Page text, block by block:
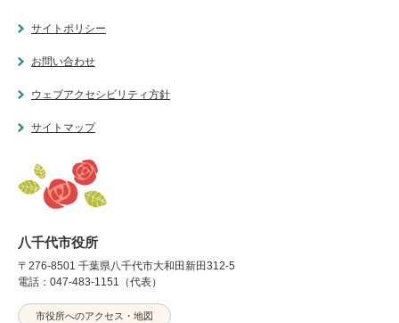
サイトポリシー
お問い合わせ
ウェブアクセシビリティ方針
サイトマップ
八千代市役所
〒276-8501 千葉県八千代市大和田新田312-5
電話：047-483-1151（代表）
市役所へのアクセス・地図